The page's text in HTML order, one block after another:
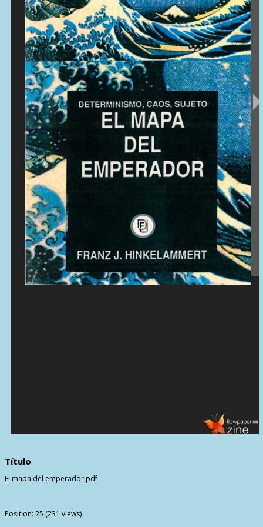
Contactos
Título
El mapa del emperador.pdf
Position: 25 (231 views)